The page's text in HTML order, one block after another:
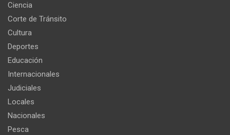
Ciencia
Corte de Tránsito
Cultura
Deportes
Educación
Internacionales
Judiciales
Locales
Nacionales
Pesca